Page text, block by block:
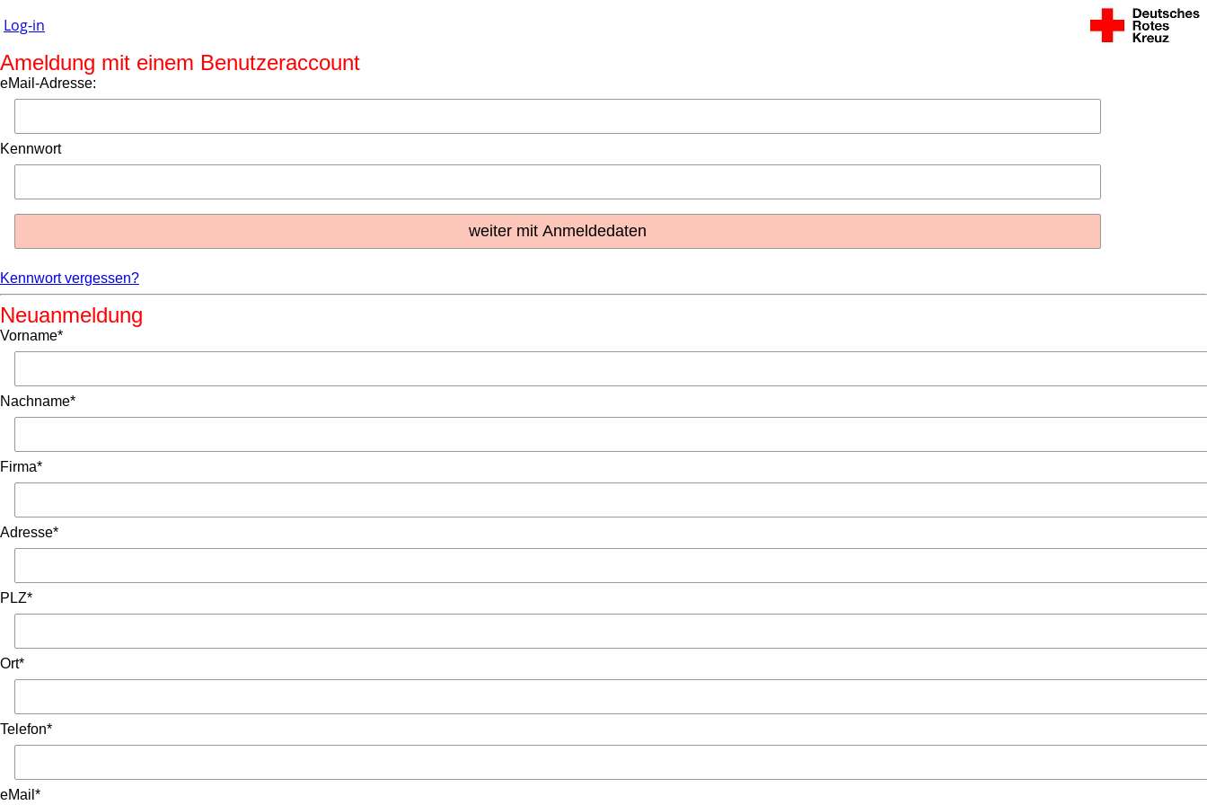
Log-in
Ameldung mit einem Benutzeraccount
eMail-Adresse:
Kennwort
Kennwort vergessen?
Neuanmeldung
Vorname*
Nachname*
Firma*
Adresse*
PLZ*
Ort*
Telefon*
eMail*